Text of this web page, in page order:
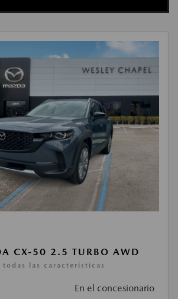
CX-50 2.5 TURBO AWD
todas las características
En el concesionario